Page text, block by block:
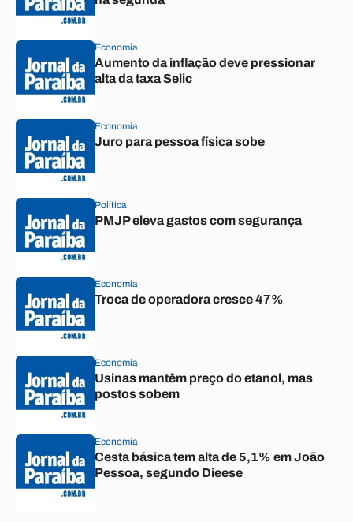
Economia
Aumento da inflação deve pressionar
alta da taxa Selic
Economia
Juro para pessoa física sobe
Política
PMJP eleva gastos com segurança
Economia
Troca de operadora cresce 47%
Economia
Usinas mantêm preço do etanol, mas
postos sobem
Economia
Cesta básica tem alta de 5,1% em João
Pessoa, segundo Dieese